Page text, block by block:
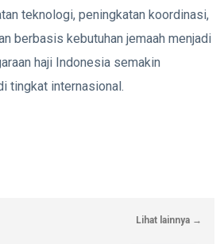
teknologi, peningkatan koordinasi,
berbasis kebutuhan jemaah menjadi
haji Indonesia semakin
tingkat internasional.
Lihat lainnya →